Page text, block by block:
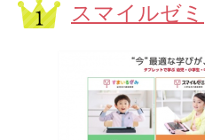
スマイルゼミ